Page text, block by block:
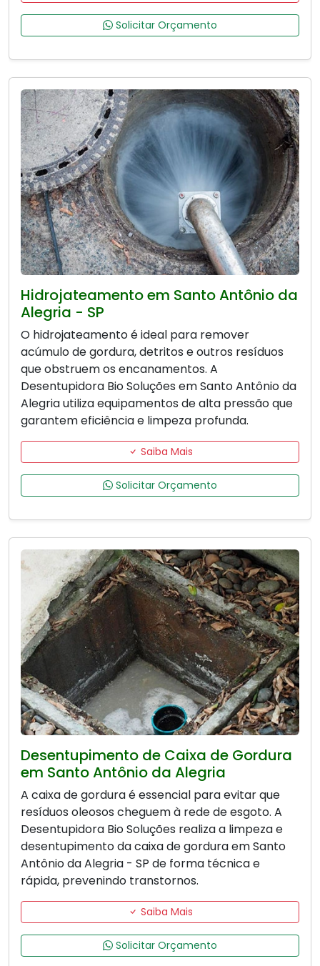
Solicitar Orçamento
Hidrojateamento em Santo Antônio da
Alegria - SP
O hidrojateamento é ideal para remover
acúmulo de gordura, detritos e outros resíduos
que obstruem os encanamentos. A
Desentupidora Bio Soluções em Santo Antônio da
Alegria utiliza equipamentos de alta pressão que
garantem eficiência e limpeza profunda.
Saiba Mais
Solicitar Orçamento
Desentupimento de Caixa de Gordura
em Santo Antônio da Alegria
A caixa de gordura é essencial para evitar que
resíduos oleosos cheguem à rede de esgoto. A
Desentupidora Bio Soluções realiza a limpeza e
desentupimento da caixa de gordura em Santo
Antônio da Alegria - SP de forma técnica e
rápida, prevenindo transtornos.
Saiba Mais
Solicitar Orçamento